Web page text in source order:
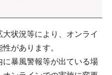
状況等により、オンライ
があります。
暴風警報等が出ている場